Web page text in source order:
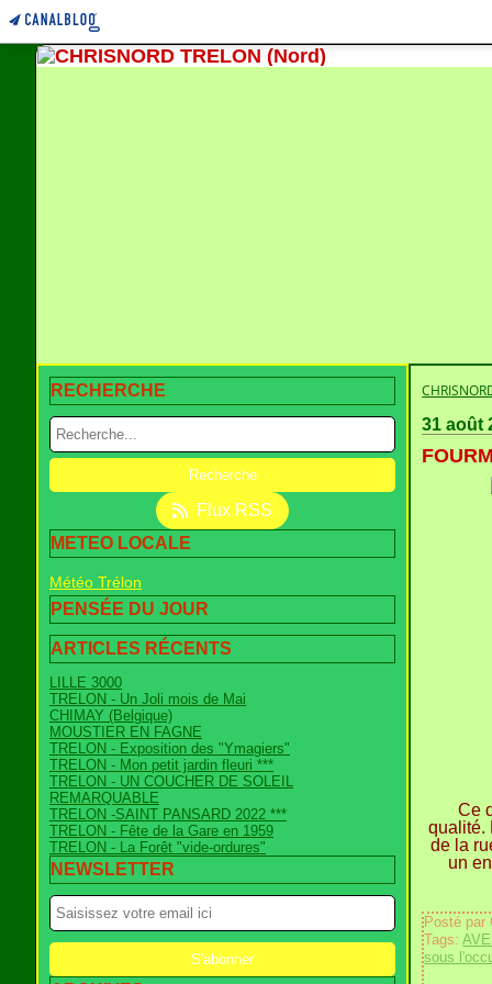
RECHERCHE
Flux RSS
METEO LOCALE
Météo Trélon
PENSÉE DU JOUR
ARTICLES RÉCENTS
LILLE 3000
TRELON - Un Joli mois de Mai
CHIMAY (Belgique)
MOUSTIER EN FAGNE
TRELON - Exposition des "Ymagiers"
TRELON - Mon petit jardin fleuri ***
TRELON - UN COUCHER DE SOLEIL
REMARQUABLE
TRELON -SAINT PANSARD 2022 ***
TRELON - Fête de la Gare en 1959
TRELON - La Forêt "vide-ordures"
NEWSLETTER
31 août
Ce
qualité.
de la
un
Posté par
Tags:
sous